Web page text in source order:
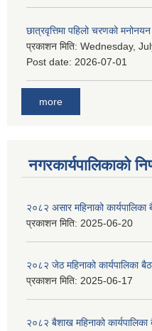
छात्रवृत्तिमा पहिलो चरणको
प्रकाशन मिति: Wednesday,
Post date: 2026-07-01
more
नगरकार्यपालिकाकाे
२०८२ असार महिनाको कार्यपालिका
प्रकाशन मिति: 2025-06-20
२०८२ जेठ महिनाको कार्यपालिका
प्रकाशन मिति: 2025-06-17
२०८२ बैशाख महिनाको कार्यपालिका